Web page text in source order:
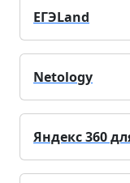
ЕГЭLand
Netology
Яндекс 360